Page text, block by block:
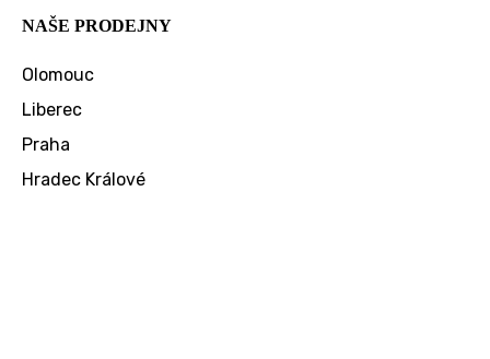
NAŠE PRODEJNY
Olomouc
Liberec
Praha
Hradec Králové